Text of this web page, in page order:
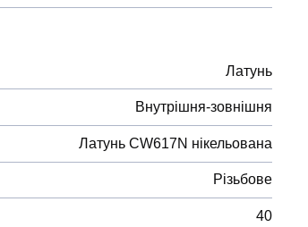
Латунь
Внутрішня-зовнішня
Латунь CW617N нікельована
Різьбове
40